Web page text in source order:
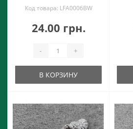
Код товара: LFA0006BW
24.00 грн.
- +
В КОРЗИНУ